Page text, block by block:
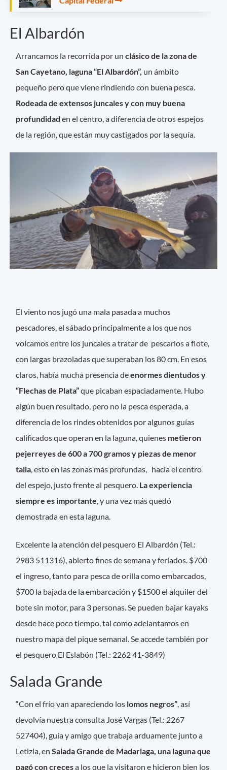
El Albardón
Arrancamos la recorrida por unclásico de la zona de
San Cayetano, laguna “El Albardón”, un ámbito
pequeño pero que viene rindiendo con buena pesca.
Rodeada de extensos juncales y con muy buena
profundidaden el centro, a diferencia de otros espejos
de la región, que están muy castigados por la sequía.
El viento nos jugó una mala pasada a muchos
pescadores, el sábado principalmente a los que nos
volcamos entre los juncales a tratar de pescarlos a flote,
con largas brazoladas que superaban los 80 cm. En esos
claros, había mucha presencia deenormes dientudos y
“Flechas de Plata”que picaban espaciadamente. Hubo
algún buen resultado, pero no la pesca esperada, a
diferencia de los rindes obtenidos por algunos guías
calificados que operan en la laguna, quienes metieron
pejerreyes de 600 a 700 gramos y piezas de menor
talla , esto en las zonas más profundas, hacia el centro
del espejo, justo frente al pesquero. La experiencia
siempre es importante , y una vez más quedó
demostrada en esta laguna.
Excelente la atención del pesquero El Albardón (Tel.:
2983 511316), abierto fines de semana y feriados. $700
el ingreso, tanto para pesca de orilla como embarcados,
$700 la bajada de la embarcación y $1500 el alquiler del
bote sin motor, para 3 personas. Se pueden bajar kayaks
desde hace poco tiempo, tal como adelantamos en
nuestro mapa del pique semanal. Se accede también por
el pesquero El Eslabón (Tel.: 2262 41-3849)
Salada Grande
“Con el frío van apareciendo los lomos negros”, así
devolvía nuestra consulta José Vargas (Tel.: 2267
527404), guía y amigo que trabaja arduamente junto a
Letizia, enSalada Grande de Madariaga, una laguna que
pagó con crecesa los que la visitaron e hicieron bien los